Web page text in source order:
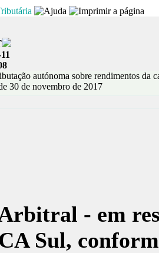
autónoma sobre rendimentos da
30 de novembro de 2017
- em
Sul,